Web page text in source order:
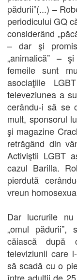
pădurii”(...) –
periodicului GQ
considerând
– dar şi
„animalică” –
femeile sunt
asociaţiile
televeziunea a
cerându-i să se
mult, sponsorul
şi magazine
retrăgând din
Activiştii LGBT
cazul Barilla.
pierdută
vreun
Dar lucrurile
„omul
căiască după
televiziunii care
să scadă cu o
între adulţii de